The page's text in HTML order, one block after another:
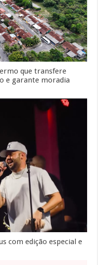
que transfere
e garante moradia
com edição especial e